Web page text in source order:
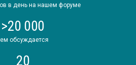
в день на нашем форуме
>20 000
обсуждается
20